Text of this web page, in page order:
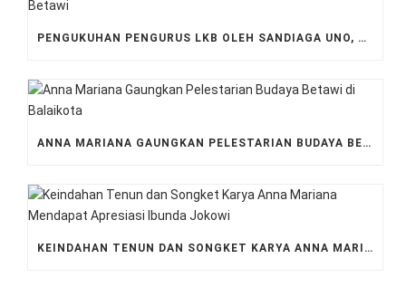
PENGUKUHAN PENGURUS LKB OLEH SANDIAGA UNO, ANNA MARIANA SEKALIGUS GELAR PERAGAAN BUSANA TENUN SONGKET BETAWI
ANNA MARIANA GAUNGKAN PELESTARIAN BUDAYA BETAWI DI BALAIKOTA
KEINDAHAN TENUN DAN SONGKET KARYA ANNA MARIANA MENDAPAT APRESIASI IBUNDA JOKOWI